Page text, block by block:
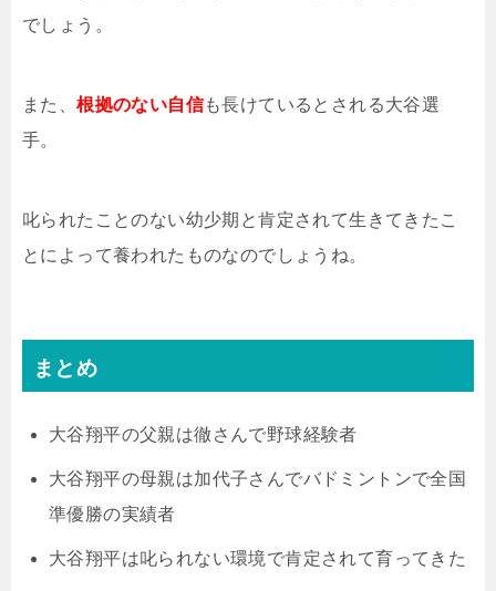
でしょう。
また、根拠のない自信も長けているとされる大谷選
手。
叱られたことのない幼少期と肯定されて生きてきたこ
とによって養われたものなのでしょうね。
まとめ
大谷翔平の父親は徹さんで野球経験者
大谷翔平の母親は加代子さんでバドミントンで全国
準優勝の実績者
大谷翔平は叱られない環境で肯定されて育ってきた